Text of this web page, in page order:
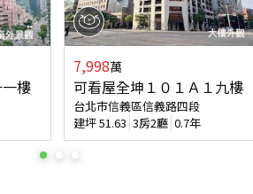
樓
7,998萬
可看屋全坤１０１Ａ１九樓
台北市信義區信義路四段
建坪51.63 3房2廳 0.7年